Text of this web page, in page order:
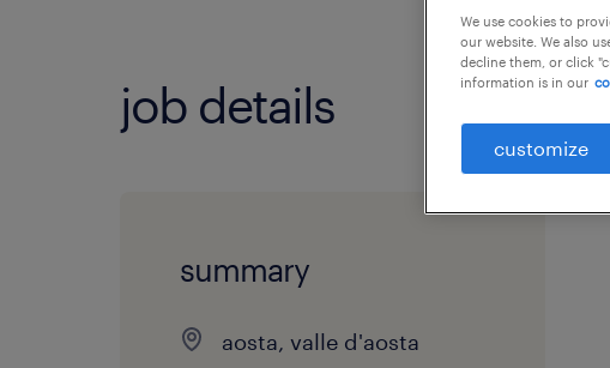
job details
summary
aosta, valle d'aosta
We use cookies to
our website. We also
decline them, or click
information is in our
customize